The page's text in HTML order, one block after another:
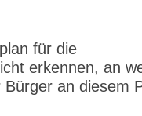
für die
erkennen, an
an diesem